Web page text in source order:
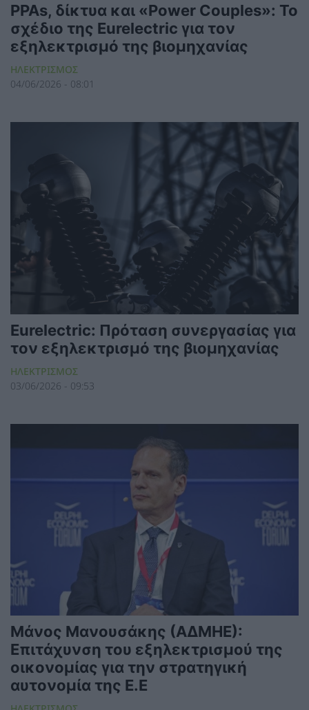
PPAs, δίκτυα και «Power Couples»: Το
σχέδιο της Eurelectric για τον
εξηλεκτρισμό της βιομηχανίας
ΗΛΕΚΤΡΙΣΜΟΣ
04/06/2026 - 08:01
Eurelectric: Πρόταση συνεργασίας για
τον εξηλεκτρισμό της βιομηχανίας
ΗΛΕΚΤΡΙΣΜΟΣ
03/06/2026 - 09:53
Μάνος Μανουσάκης (ΑΔΜΗΕ):
Επιτάχυνση του εξηλεκτρισμού της
οικονομίας για την στρατηγική
αυτονομία της Ε.Ε